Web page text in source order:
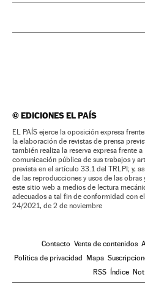
©EDICIONES EL PAÍS
EL PAÍS ejerce la oposición expresa
la elaboración de revistas de prensa
también realiza la reserva expresa frente
comunicación pública de sus trabajos y
prevista en el artículo 33.1 del TRLPI; y,
de las reproducciones y usos de las
este sitio web a medios de lectura
adecuados a tal fin de conformidad con
24/2021, de 2 de noviembre
Contacto Venta de contenidos
Política de privacidad Mapa
RSS Índice